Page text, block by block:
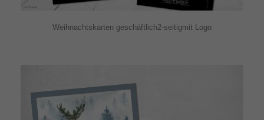
Weihnachtskarten geschäftlich2-seitigmit Logo